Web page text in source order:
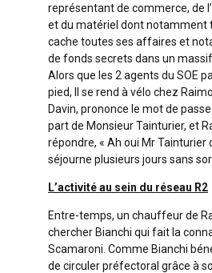
représentant de commerce, de
et du matériel dont notamment
cache toutes ses affaires et
de fonds secrets dans un
Alors que les 2 agents du SOE
pied, Il se rend à vélo chez
Davin, prononce le mot de passe
part de Monsieur Tainturier, et
répondre, « Ah oui Mr Tainturier
séjourne plusieurs jours sans
L’activité au sein du réseau R2
Entre-temps, un chauffeur de
chercher Bianchi qui fait la
Scamaroni. Comme Bianchi
de circuler préfectoral grâce à